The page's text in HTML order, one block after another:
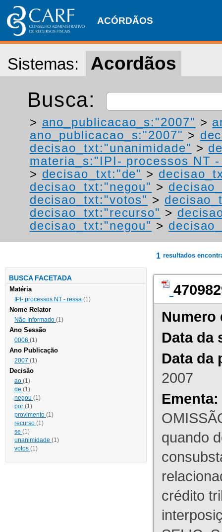
ACÓRDÃOS
Sistemas: Acordãos
Busca:
> ano_publicacao_s:"2007" >
ano_publicacao_s:"2007" >
decisao_txt:"unanimidade" >
materia_s:"IPI- processos NT
> decisao_txt:"de" >
decisao_txt:"negou" >
decisao_txt:"votos" >
decisao_txt:"recurso" >
decisao_txt:"negou" >
BUSCA FACETADA
Matéria
IPI- processos NT - ressa (1)
Nome Relator
Não Informado (1)
Ano Sessão
0006 (1)
Ano Publicação
2007 (1)
Decisão
ao (1)
de (1)
negou (1)
por (1)
provimento (1)
recurso (1)
se (1)
unanimidade (1)
votos (1)
1 resultados
Numero
Data da
Data da
2007
Ementa:
quando
crédito